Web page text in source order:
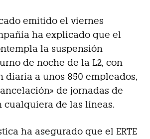
emitido el viernes
ha explicado que el
la suspensión
de noche de la L2, con
diaria a unos 850 empleados,
de jornadas de
cualquiera de las líneas.
ha asegurado que el ERTE